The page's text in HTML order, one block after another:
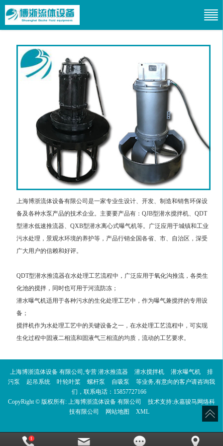
上海博浙流体设备有限公司是一家专业生设计、开发、制造和销售环保设
备及各种水泵产品的技术企业。主要要产品有：QJB型潜水搅拌机、QDT
型潜水低速推流器、QXB型潜水离心式曝气机等。广泛应用于城镇和工业
污水处理，景观水环境的养护等，产品行销全国各省、市、自治区，深受
广大用户的信赖和好评。
QDT型潜水推流器在水处理工艺流程中，广泛应用于氧化沟推流，各类生
化池的搅拌，同时也可用于河流防冻；
潜水曝气机适用于各种污水的生化处理工艺中，作为曝气兼搅拌的专用设
备；
搅拌机作为水处理工艺中的关键设备之一，在水处理工艺流程中，可实现
生化过程中固液二相流和固液气三相流的均质，流动的工艺要求。
上海博浙流体设备 有限公司,专营 潜水推流器 潜水搅拌机 潜水曝气机
排
污泵
起吊系统 叶轮叶桨 螺杆泵 自吸泵
等业务,有意向的客户请咨询我
们，联系电话： 15857727166
CopyRight © 版权所有: 上海博浙流体设备 有限公司 技术支持:永嘉骏马网络科
技有限公司
网站地图 XML